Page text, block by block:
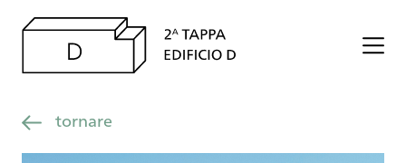
tornare